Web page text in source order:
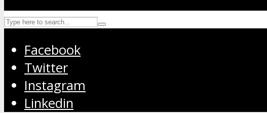
Facebook
Twitter
Instagram
Linkedin